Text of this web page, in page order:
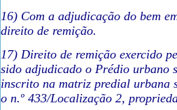
16) Com a adjudicação do bem
direito de remição.
17) Direito de remição exercido
sido adjudicado o Prédio urbano
inscrito na matriz predial urbana
o n.º 433/Localização 2,